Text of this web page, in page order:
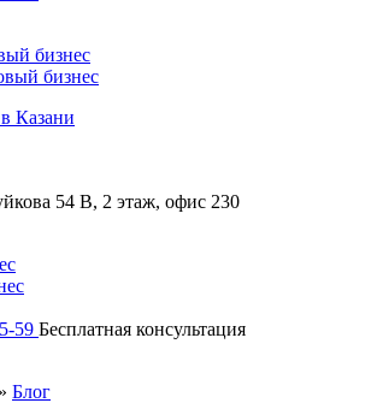
бизнес
бизнес
Казани
54 В, 2 этаж, офис 230
59 Бесплатная консультация
» Блог